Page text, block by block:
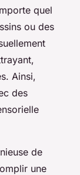
quel
ou des
Ainsi,
des
de
une